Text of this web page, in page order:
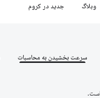
وبلاگ جدید در کروم
سرعت بخشیدن به محاسبات